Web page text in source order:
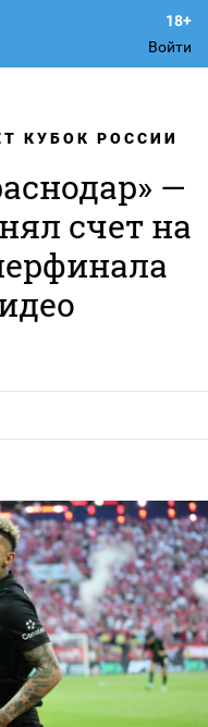
Войти
КУБОК РОССИИ
—
счет на